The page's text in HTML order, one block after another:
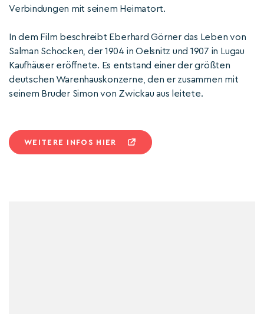
Verbindungen mit seinem Heimatort.
In dem Film beschreibt Eberhard Görner das Leben von
Salman Schocken, der 1904 in Oelsnitz und 1907 in Lugau
Kaufhäuser eröffnete. Es entstand einer der größten
deutschen Warenhauskonzerne, den er zusammen mit
seinem Bruder Simon von Zwickau aus leitete.
WEITERE INFOS HIER